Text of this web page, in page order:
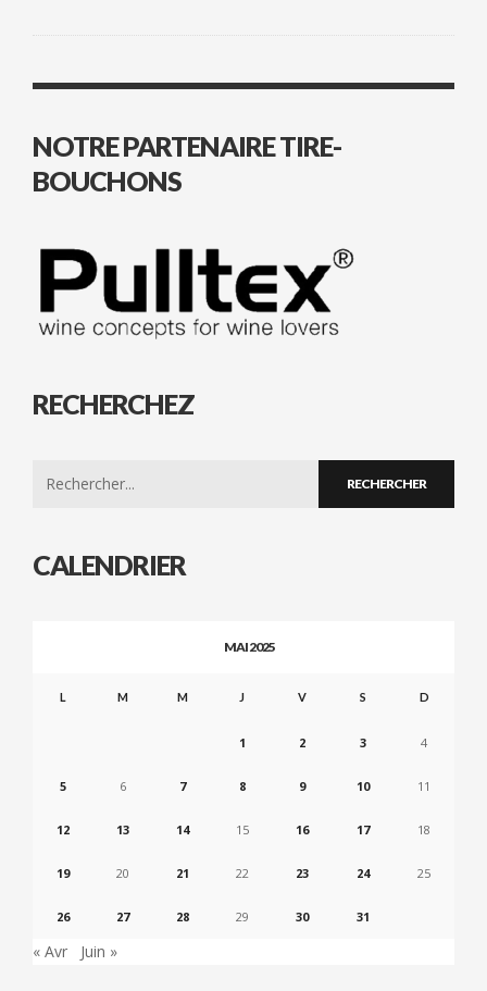
NOTRE PARTENAIRE TIRE-
BOUCHONS
RECHERCHEZ
CALENDRIER
MAI 2025
L M M J V S D
1 2 3 4
5 6 7 8 9 10 11
12 13 14 15 16 17 18
19 20 21 22 23 24 25
26 27 28 29 30 31
« Avr Juin »